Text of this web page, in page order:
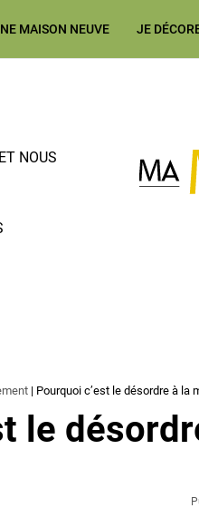
MAISON NEUVE JE
NOUS
| Pourquoi c’est le désordre à la
le